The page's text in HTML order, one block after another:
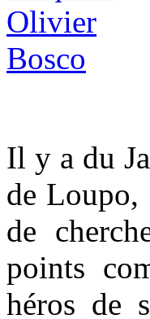
Il y a du
de Loupo,
de
points
héros de